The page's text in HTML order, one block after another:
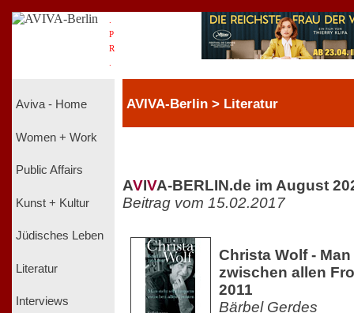
P
R
Aviva - Home
Women + Work
Public Affairs
Kunst + Kultur
Jüdisches Leben
Literatur
Interviews
AVIVA-Berlin > Literatur
AVIVA-BERLIN.de im August
Beitrag vom 15.02.2017
Christa Wolf -
zwischen allen
2011
Bärbel Gerdes